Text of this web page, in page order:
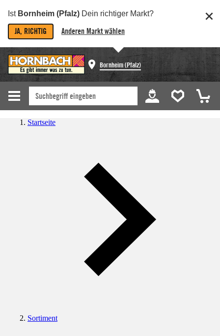
Ist Bornheim (Pfalz) Dein richtiger Markt?
JA, RICHTIG Anderen Markt wählen
Bornheim (Pfalz)
Startseite
Sortiment